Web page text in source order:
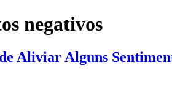
negativos
Aliviar Alguns